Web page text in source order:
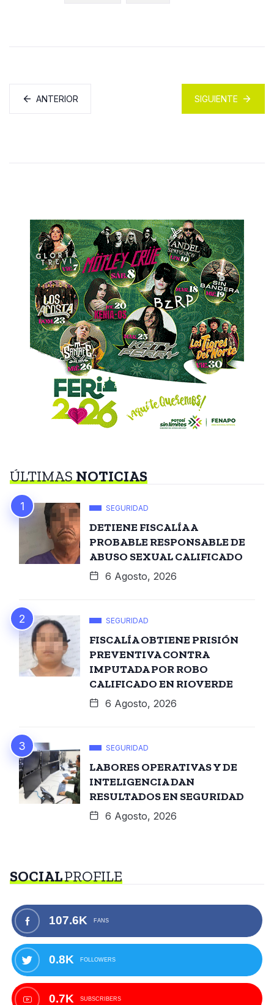
ANTERIOR SIGUIENTE
ÚLTIMASNOTICIAS
SEGURIDAD
DETIENE FISCALÍA A
PROBABLE RESPONSABLE DE
ABUSO SEXUAL CALIFICADO
6 Agosto, 2026
SEGURIDAD
FISCALÍA OBTIENE PRISIÓN
PREVENTIVA CONTRA
IMPUTADA POR ROBO
CALIFICADO EN RIOVERDE
6 Agosto, 2026
SEGURIDAD
LABORES OPERATIVAS Y DE
INTELIGENCIA DAN
RESULTADOS EN SEGURIDAD
6 Agosto, 2026
SOCIALPROFILE
107.6K FANS
0.8K FOLLOWERS
0.7K SUBSCRIBERS